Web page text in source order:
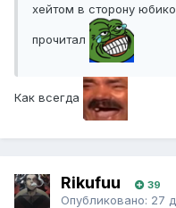
хейтом в сторону
прочитал
Как всегда
Rikufuu 39
Опубликовано: 27